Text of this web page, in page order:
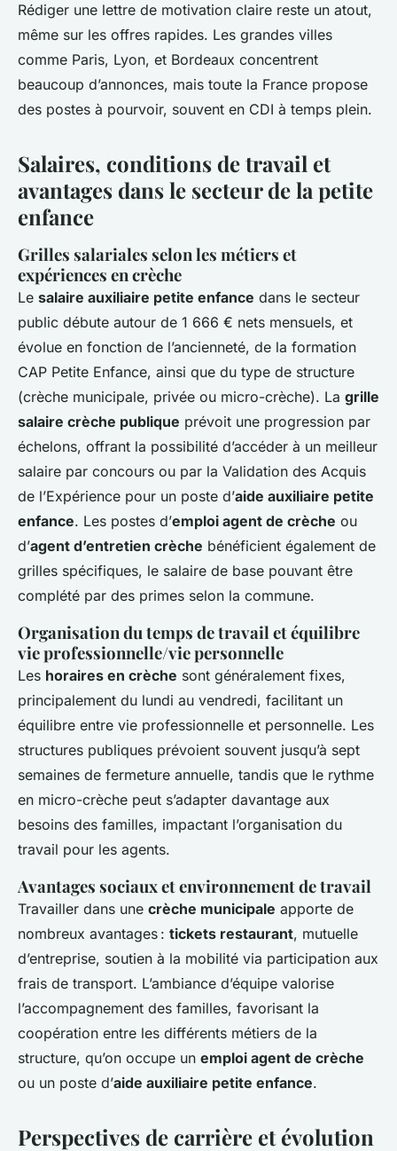
Rédiger une lettre de motivation claire reste un atout,
même sur les offres rapides. Les grandes villes
comme Paris, Lyon, et Bordeaux concentrent
beaucoup d’annonces, mais toute la France propose
des postes à pourvoir, souvent en CDI à temps plein.
Salaires, conditions de travail et
avantages dans le secteur de la petite
enfance
Grilles salariales selon les métiers et
expériences en crèche
Le salaire auxiliaire petite enfance dans le secteur
public débute autour de 1 666 € nets mensuels, et
évolue en fonction de l’ancienneté, de la formation
CAP Petite Enfance, ainsi que du type de structure
(crèche municipale, privée ou micro-crèche). La grille
salaire crèche publique prévoit une progression par
échelons, offrant la possibilité d’accéder à un meilleur
salaire par concours ou par la Validation des Acquis
de l’Expérience pour un poste d’aide auxiliaire petite
enfance. Les postes d’emploi agent de crèche ou
d’agent d’entretien crèche bénéficient également de
grilles spécifiques, le salaire de base pouvant être
complété par des primes selon la commune.
Organisation du temps de travail et équilibre
vie professionnelle/vie personnelle
Les horaires en crèche sont généralement fixes,
principalement du lundi au vendredi, facilitant un
équilibre entre vie professionnelle et personnelle. Les
structures publiques prévoient souvent jusqu’à sept
semaines de fermeture annuelle, tandis que le rythme
en micro-crèche peut s’adapter davantage aux
besoins des familles, impactant l’organisation du
travail pour les agents.
Avantages sociaux et environnement de travail
Travailler dans une crèche municipale apporte de
nombreux avantages : tickets restaurant, mutuelle
d’entreprise, soutien à la mobilité via participation aux
frais de transport. L’ambiance d’équipe valorise
l’accompagnement des familles, favorisant la
coopération entre les différents métiers de la
structure, qu’on occupe un emploi agent de crèche
ou un poste d’aide auxiliaire petite enfance.
Perspectives de carrière et évolution